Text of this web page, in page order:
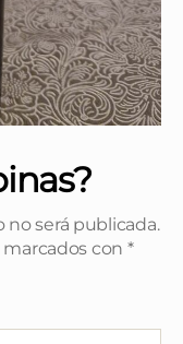
será publicada.
con *